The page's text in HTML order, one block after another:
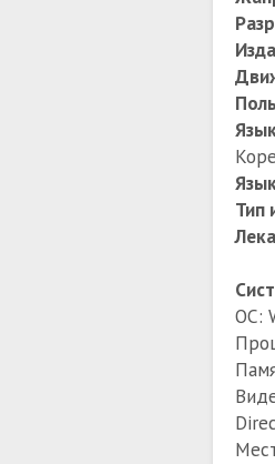
Тип
ОС: